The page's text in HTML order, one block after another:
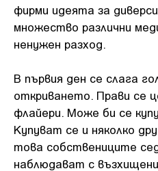
фирми идеята за
множество различни
ненужен разход.
В първия ден се слага
откриването. Прави се
флайери. Може би се
Купуват се и няколко
това собствениците
наблюдават с